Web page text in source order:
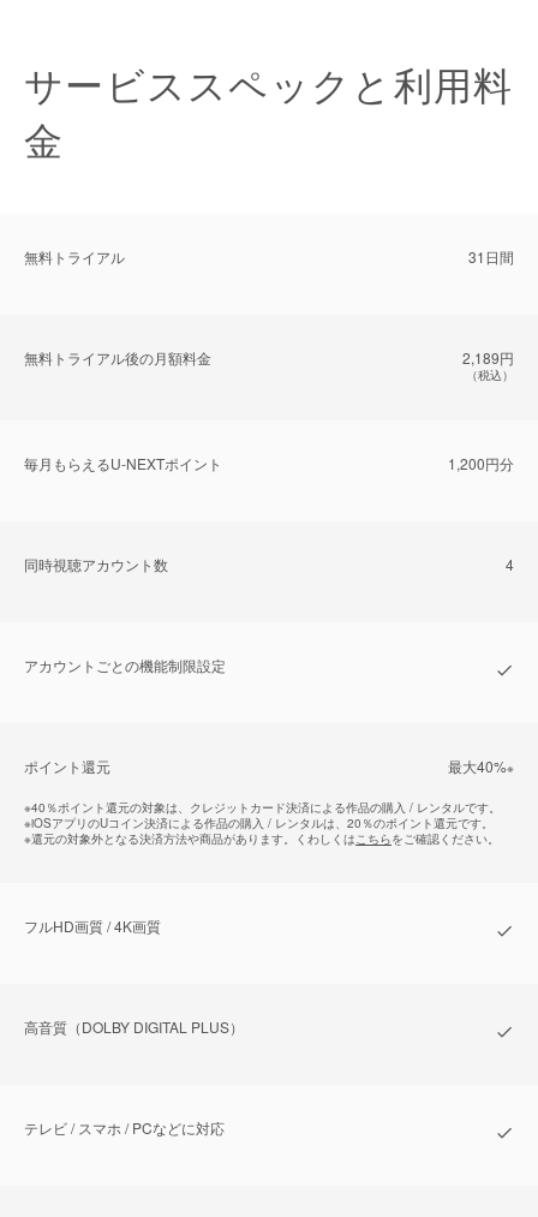
サービススペックと利用料
金
無料トライアル 31日間
無料トライアル後の⽉額料金 2,189円
（税込）
毎⽉もらえるU-NEXTポイント 1,200円分
同時視聴アカウント数 4
アカウントごとの機能制限設定
ポイント還元 最⼤40%※
※40％ポイント還元の対象は、クレジットカード決済による作品の購入 / レンタルです。
※iOSアプリのUコイン決済による作品の購入 / レンタルは、20％のポイント還元です。
※還元の対象外となる決済方法や商品があります。くわしくはこちらをご確認ください。
フルHD画質 / 4K画質
⾼⾳質（DOLBY DIGITAL PLUS）
テレビ / スマホ / PCなどに対応